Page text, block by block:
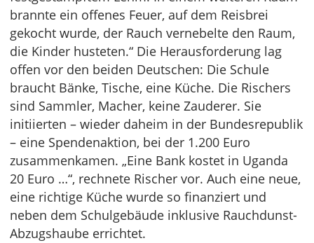
brannte ein offenes Feuer, auf dem Reisbrei
gekocht wurde, der Rauch vernebelte den Raum,
die Kinder husteten.“ Die Herausforderung lag
offen vor den beiden Deutschen: Die Schule
braucht Bänke, Tische, eine Küche. Die Rischers
sind Sammler, Macher, keine Zauderer. Sie
initiierten – wieder daheim in der Bundesrepublik
– eine Spendenaktion, bei der 1.200 Euro
zusammenkamen. „Eine Bank kostet in Uganda
20 Euro …“, rechnete Rischer vor. Auch eine neue,
eine richtige Küche wurde so finanziert und
neben dem Schulgebäude inklusive Rauchdunst-
Abzugshaube errichtet.